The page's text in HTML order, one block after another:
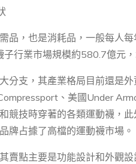
品，也是消耗品，一般每人
行業市場規模約580.7億元
分支，其產業格局目前還是
、美國Under
競技時穿著的各類運動襪，
牌占據了高檔的運動襪市場。
賣點主要是功能設計和外觀